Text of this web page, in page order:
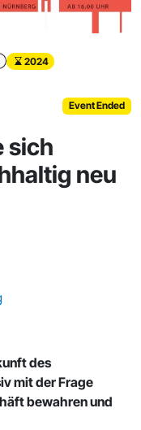
2024
Event Ended
sich
neu
des
mit der Frage
bewahren und